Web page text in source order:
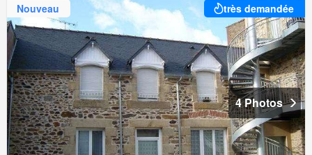
Nouveau très demandée
4 Photos